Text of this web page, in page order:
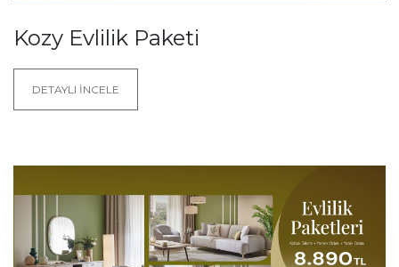
Kozy Evlilik Paketi
DETAYLI İNCELE